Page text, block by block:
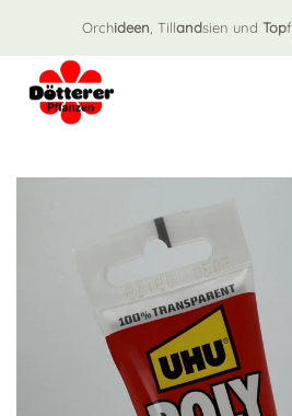
Orchideen , Tillandsien und Topf